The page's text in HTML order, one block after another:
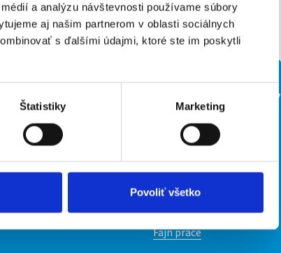
a analýzu návštevnosti používame súbory
aj našim partnerom v oblasti sociálnych
s ďalšími údajmi, ktoré ste im poskytli
Štatistiky Marketing
Povoliť všetko
Upozorniť na inzerát
predvoľby cookies
ochrany osobných údajov
Naše ďalšie projekty
mobilná aplikácia
Fajn Brigády
Ponuka práce z celej ČR
INwork.cz
mobilná aplikácia
Fajn práce